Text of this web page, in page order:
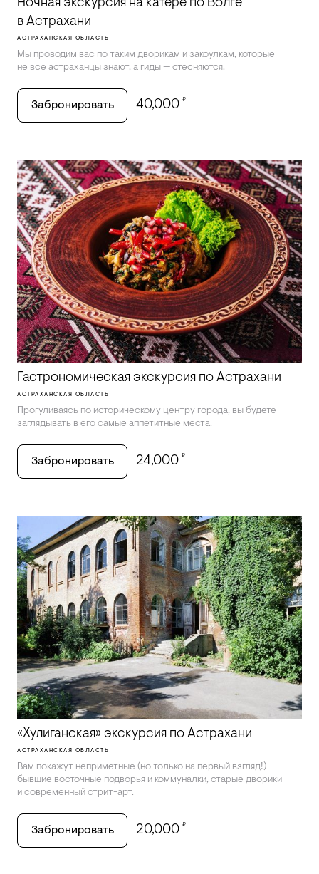
Ночная экскурсия на катере по Волге
в Астрахани
АСТРАХАНСКАЯ ОБЛАСТЬ
Мы проводим вас по таким дворикам и закоулкам, которые
не все астраханцы знают, а гиды — стесняются.
Забронировать 40,000 ₽
Гастрономическая экскурсия по Астрахани
АСТРАХАНСКАЯ ОБЛАСТЬ
Прогуливаясь по историческому центру города, вы будете
заглядывать в его самые аппетитные места.
Забронировать 24,000 ₽
«Хулиганская» экскурсия по Астрахани
АСТРАХАНСКАЯ ОБЛАСТЬ
Вам покажут неприметные (но только на первый взгляд!)
бывшие восточные подворья и коммуналки, старые дворики
и современный стрит-арт.
Забронировать 20,000 ₽